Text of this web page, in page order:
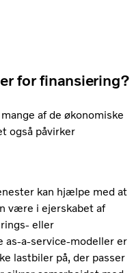
for finansiering?
af de økonomiske
også påvirker
kan hjælpe med at
være i ejerskabet af
eller
as-a-service-modeller er
lastbiler på, der passer